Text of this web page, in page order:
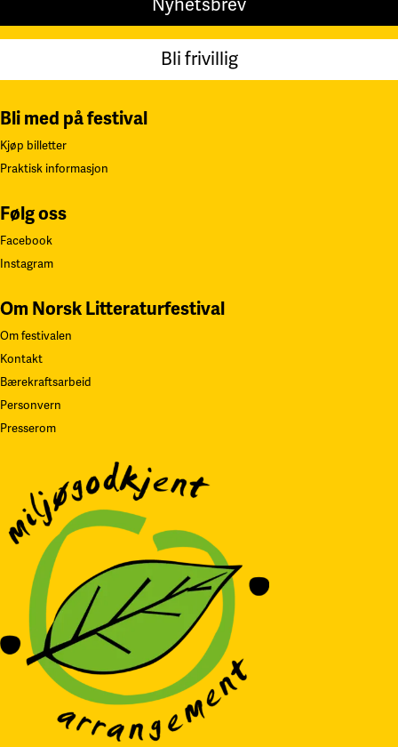
Nyhetsbrev
Bli frivillig
Bli med på festival
Kjøp billetter
Praktisk informasjon
Følg oss
Facebook
Instagram
Om Norsk Litteraturfestival
Om festivalen
Kontakt
Bærekraftsarbeid
Personvern
Presserom